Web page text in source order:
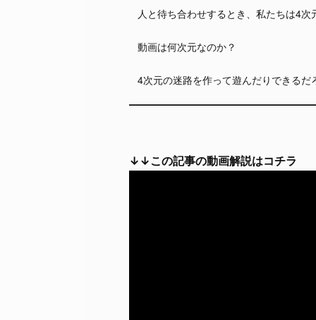
人と待ち合わせするとき、私たちは4次
動画は何次元なのか？
4次元の迷路を作って遊んだりできるだ
↓↓この記事の動画解説はコチラ